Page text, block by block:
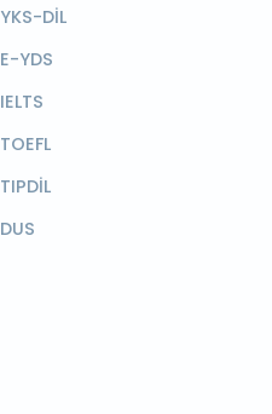
YKS-DİL
E-YDS
IELTS
TOEFL
TIPDİL
DUS